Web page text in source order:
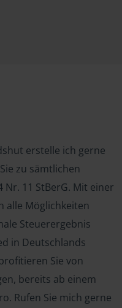
erstelle ich gerne
zu sämtlichen
11 StBerG. Mit einer
alle Möglichkeiten
Steuerergebnis
in Deutschlands
Sie von
bereits ab einem
Rufen Sie mich gerne